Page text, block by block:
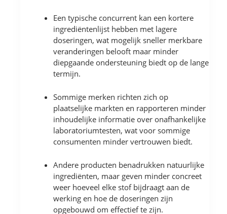
Een typische concurrent kan een kortere
ingrediëntenlijst hebben met lagere
doseringen, wat mogelijk sneller merkbare
veranderingen belooft maar minder
diepgaande ondersteuning biedt op de lange
termijn.
Sommige merken richten zich op
plaatselijke markten en rapporteren minder
inhoudelijke informatie over onafhankelijke
laboratoriumtesten, wat voor sommige
consumenten minder vertrouwen biedt.
Andere producten benadrukken natuurlijke
ingrediënten, maar geven minder concreet
weer hoeveel elke stof bijdraagt aan de
werking en hoe de doseringen zijn
opgebouwd om effectief te zijn.